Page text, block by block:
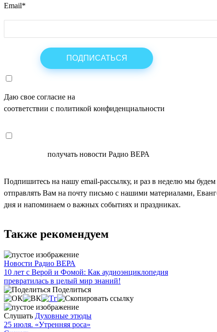
Email*
Даю свое согласие на
соответствии с политикой конфиденциальности
получать новости Радио ВЕРА
Подпишитесь на нашу email-рассылку, и раз в неделю мы будем
отправлять Вам на почту письмо с нашими материалами,
дня и напоминаем о важных событиях и праздниках.
Также рекомендуем
Новости Радио ВЕРА
10 лет с Верой и Фомой: Как аудиоэнциклопедия
превратилась в целый мир знаний!
Поделиться
Слушать Духовные этюды
25 июля. «Утренняя роса»